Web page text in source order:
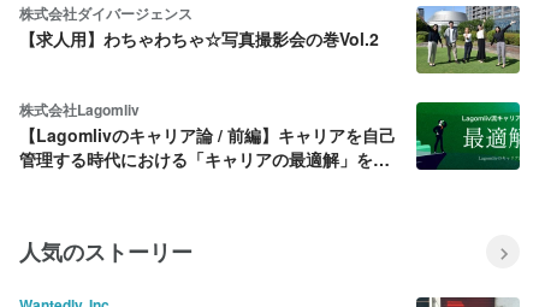
株式会社ダイバージェンス
【求人用】わちゃわちゃ☆写真撮影会の巻Vol.2
株式会社Lagomliv
【Lagomlivのキャリア論 / 前編】キャリアを自己
管理する時代における「キャリアの最適解」を提
人気のストーリー